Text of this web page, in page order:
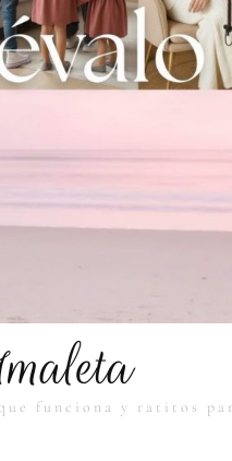
funciona y ratitos